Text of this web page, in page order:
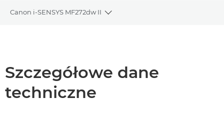
Canon i-SENSYS MF272dw II
Toggle breadcrumbs
Pomoc techniczna
Szczegółowe dane
techniczne